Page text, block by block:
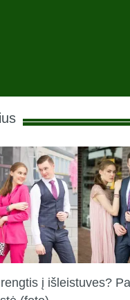
į išleistuves?